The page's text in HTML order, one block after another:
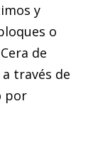
y
o
de
través de
por